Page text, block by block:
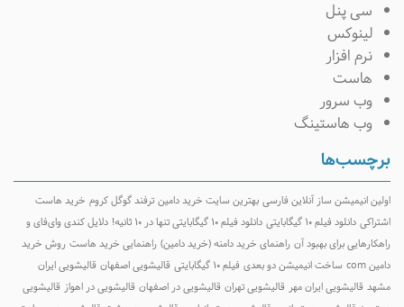
سی پنل
لینوکس
نرم افزار
هاست
وب سرور
وب هاستینگ
برچسب‌ها
اولین انیمیشن ساز آنلاین فارسی بهترین سایت خرید دامین ترفند گوگل کروم خرید هاست
اشتراکی دانلود فیلم ۱۰ گیگابایتی دانلود فیلم ۱۰ گیگابایتی تنها در ۱۰ ثانیه!
دلایل کندی وای‌فای و
راهکارهایی برای بهبود آن راهنمای خرید دامنه (خرید دامین) راهنمایی خرید هاست روش خرید
دامین com
ساخت انیمیشن دو بعدی فیلم ۱۰ گیگابایتی قالیشویی اصفهان قالیشویی ایران
مشهد قالیشویی ایران مهر قالیشویی تهران قالیشویی در اصفهان قالیشویی در اهواز قالیشویی